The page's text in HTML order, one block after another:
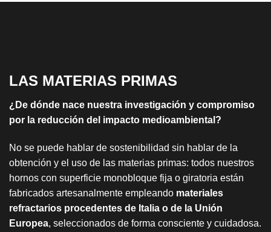
LAS MATERIAS PRIMAS
¿De dónde nace nuestra investigación y compromiso
por la reducción del impacto medioambiental?
No se puede hablar de sostenibilidad sin hablar de la
obtención y el uso de las materias primas: todos nuestros
hornos con superficie monobloque fija o giratoria están
fabricados artesanalmente empleando materiales
refractarios procedentes de Italia o de la Unión
Europea, seleccionados de forma consciente y cuidadosa.